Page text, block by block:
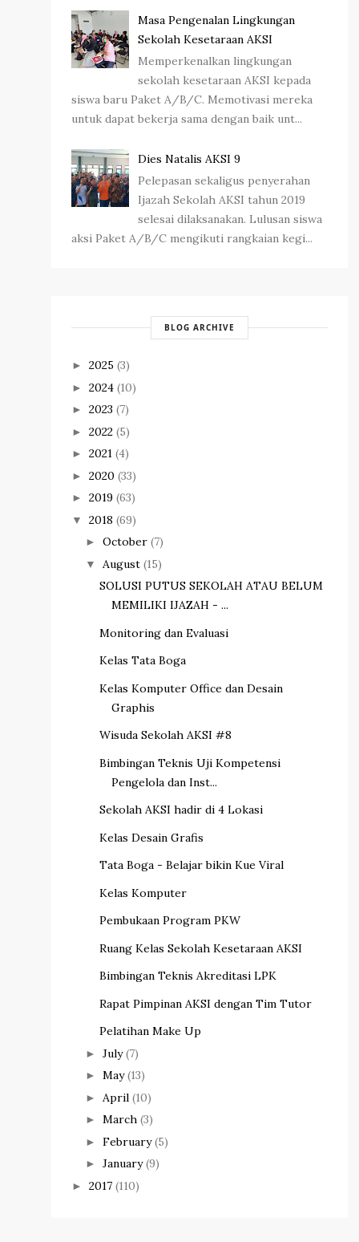
Masa Pengenalan Lingkungan
Sekolah Kesetaraan AKSI
Memperkenalkan lingkungan
sekolah kesetaraan AKSI kepada
siswa baru Paket A/B/C. Memotivasi mereka
untuk dapat bekerja sama dengan baik unt...
Dies Natalis AKSI 9
Pelepasan sekaligus penyerahan
Ijazah Sekolah AKSI tahun 2019
selesai dilaksanakan. Lulusan siswa
aksi Paket A/B/C mengikuti rangkaian kegi...
BLOG ARCHIVE
► 2025 (3)
► 2024 (10)
► 2023 (7)
► 2022 (5)
► 2021 (4)
► 2020 (33)
► 2019 (63)
▼ 2018 (69)
► October (7)
▼ August (15)
SOLUSI PUTUS SEKOLAH ATAU BELUM
MEMILIKI IJAZAH - ...
Monitoring dan Evaluasi
Kelas Tata Boga
Kelas Komputer Office dan Desain
Graphis
Wisuda Sekolah AKSI #8
Bimbingan Teknis Uji Kompetensi
Pengelola dan Inst...
Sekolah AKSI hadir di 4 Lokasi
Kelas Desain Grafis
Tata Boga - Belajar bikin Kue Viral
Kelas Komputer
Pembukaan Program PKW
Ruang Kelas Sekolah Kesetaraan AKSI
Bimbingan Teknis Akreditasi LPK
Rapat Pimpinan AKSI dengan Tim Tutor
Pelatihan Make Up
► July (7)
► May (13)
► April (10)
► March (3)
► February (5)
► January (9)
► 2017 (110)